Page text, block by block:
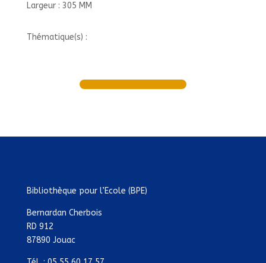
Largeur : 305 MM
Thématique(s) :
Bibliothèque pour l’Ecole (BPE)
Bernardan Cherbois
RD 912
87890 Jouac